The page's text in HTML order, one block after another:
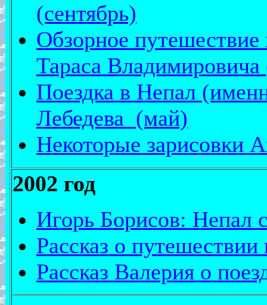
(сентябрь)
Обзорное
Тараса Владимировича
Поездка в Непал
Лебедева (май)
Некоторые зарисовки
2002 год
Игорь Борисов: Непал
Рассказ о
Рассказ Валерия о